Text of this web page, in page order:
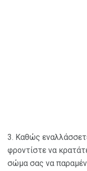
3. Καθώς
φροντίστε να
σώμα σας να